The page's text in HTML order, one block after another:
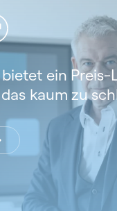
bietet ein
kaum zu